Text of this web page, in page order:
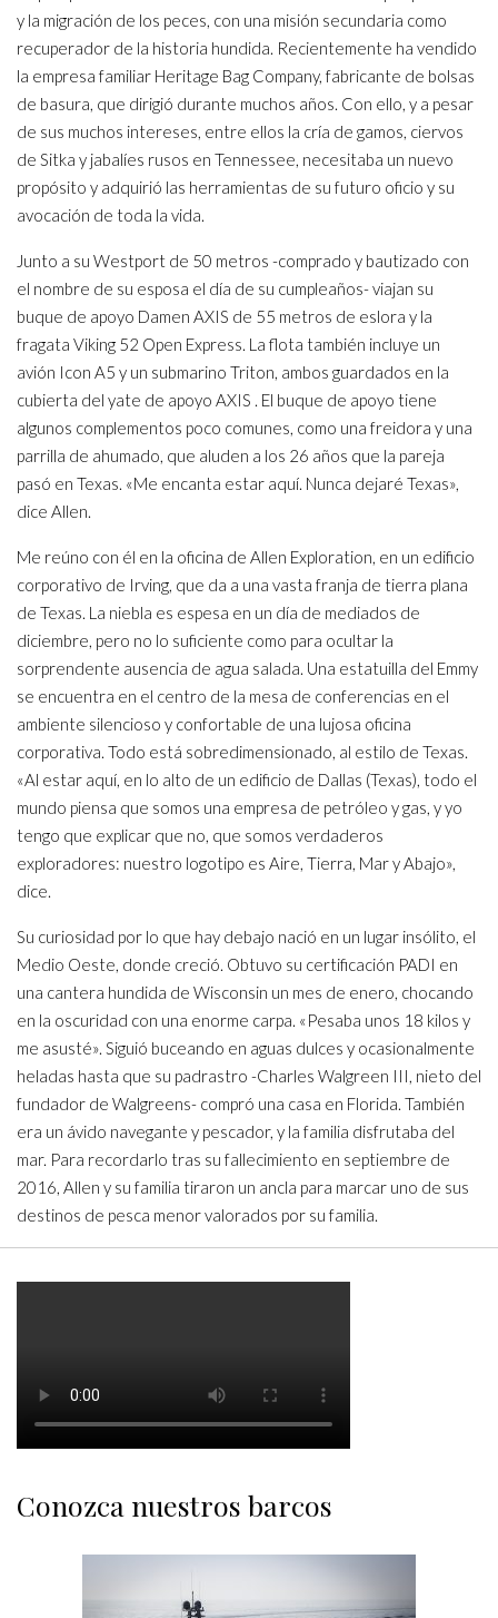
y la migración de los peces, con una misión secundaria como
recuperador de la historia hundida. Recientemente ha vendido
la empresa familiar Heritage Bag Company, fabricante de bolsas
de basura, que dirigió durante muchos años. Con ello, y a pesar
de sus muchos intereses, entre ellos la cría de gamos, ciervos
de Sitka y jabalíes rusos en Tennessee, necesitaba un nuevo
propósito y adquirió las herramientas de su futuro oficio y su
avocación de toda la vida.
Junto a su Westport de 50 metros -comprado y bautizado con
el nombre de su esposa el día de su cumpleaños- viajan su
buque de apoyo Damen AXIS de 55 metros de eslora y la
fragata Viking 52 Open Express. La flota también incluye un
avión Icon A5 y un submarino Triton, ambos guardados en la
cubierta del yate de apoyo AXIS . El buque de apoyo tiene
algunos complementos poco comunes, como una freidora y una
parrilla de ahumado, que aluden a los 26 años que la pareja
pasó en Texas. «Me encanta estar aquí. Nunca dejaré Texas»,
dice Allen.
Me reúno con él en la oficina de Allen Exploration, en un edificio
corporativo de Irving, que da a una vasta franja de tierra plana
de Texas. La niebla es espesa en un día de mediados de
diciembre, pero no lo suficiente como para ocultar la
sorprendente ausencia de agua salada. Una estatuilla del Emmy
se encuentra en el centro de la mesa de conferencias en el
ambiente silencioso y confortable de una lujosa oficina
corporativa. Todo está sobredimensionado, al estilo de Texas.
«Al estar aquí, en lo alto de un edificio de Dallas (Texas), todo el
mundo piensa que somos una empresa de petróleo y gas, y yo
tengo que explicar que no, que somos verdaderos
exploradores: nuestro logotipo es Aire, Tierra, Mar y Abajo»,
dice.
Su curiosidad por lo que hay debajo nació en un lugar insólito, el
Medio Oeste, donde creció. Obtuvo su certificación PADI en
una cantera hundida de Wisconsin un mes de enero, chocando
en la oscuridad con una enorme carpa. «Pesaba unos 18 kilos y
me asusté». Siguió buceando en aguas dulces y ocasionalmente
heladas hasta que su padrastro -Charles Walgreen III, nieto del
fundador de Walgreens- compró una casa en Florida. También
era un ávido navegante y pescador, y la familia disfrutaba del
mar. Para recordarlo tras su fallecimiento en septiembre de
2016, Allen y su familia tiraron un ancla para marcar uno de sus
destinos de pesca menor valorados por su familia.
Conozca nuestros barcos